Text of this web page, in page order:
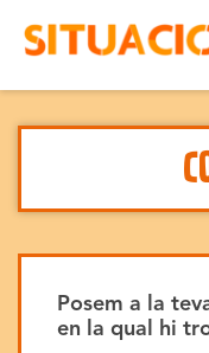
Posem a la
en la qual hi